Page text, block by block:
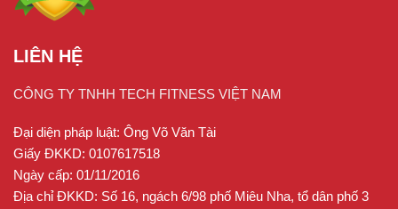
LIÊN HỆ
CÔNG TY TNHH TECH FITNESS VIỆT NAM
Đại diện pháp luật: Ông Võ Văn Tài
Giấy ĐKKD: 0107617518
Ngày cấp: 01/11/2016
Địa chỉ ĐKKD: Số 16, ngách 6/98 phố Miêu Nha, tổ dân phố 3